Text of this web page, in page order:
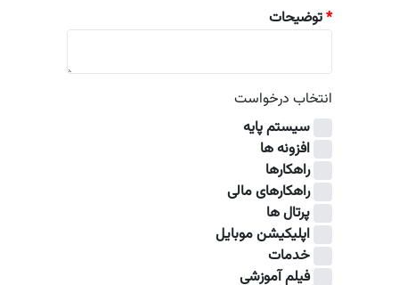
*
انتخاب درخواست
سیستم پایه
افزونه ها
راهکارها
راهکارهای مالی
پرتال ها
اپلیکیشن موبایل
خدمات
فیلم آموزشی